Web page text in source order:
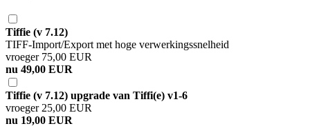
Tiffie (v 7.12)
TIFF-Import/Export met hoge verwerkingssnelheid
vroeger 75,00 EUR
nu 49,00 EUR
Tiffie (v 7.12) upgrade van Tiffi(e) v1-6
vroeger 25,00 EUR
nu 19,00 EUR